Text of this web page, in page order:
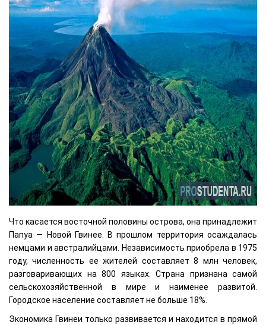
Что касается восточной половины острова, она принадлежит
Папуа — Новой Гвинее. В прошлом территория осаждалась
немцами и австралийцами. Независимость приобрела в 1975
году, численность ее жителей составляет 8 млн человек,
разговаривающих на 800 языках. Страна признана самой
сельскохозяйственной в мире и наименее развитой.
Городское население составляет не больше 18%.
Экономика Гвинеи только развивается и находится в прямой